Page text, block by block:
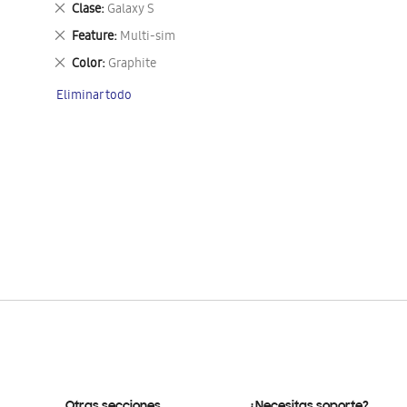
Clase Galaxy S
Eliminar
este
artículo
Feature Multi-sim
Eliminar
este
artículo
Color Graphite
Eliminar
artículo
Eliminar todo